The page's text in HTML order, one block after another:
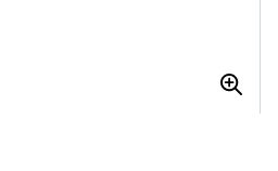
RVS AIRLESS